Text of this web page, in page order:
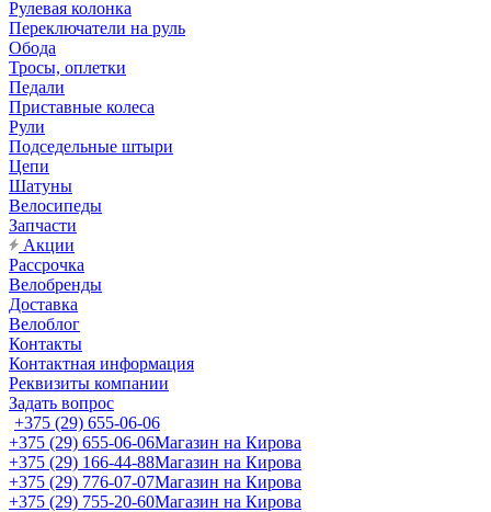
Рулевая колонка
Переключатели на руль
Обода
Тросы, оплетки
Педали
Приставные колеса
Рули
Подседельные штыри
Цепи
Шатуны
Велосипеды
Запчасти
Акции
Рассрочка
Велобренды
Доставка
Велоблог
Контакты
Контактная информация
Реквизиты компании
Задать вопрос
+375 (29) 655-06-06
+375 (29) 655-06-06Магазин на Кирова
+375 (29) 166-44-88Магазин на Кирова
+375 (29) 776-07-07Магазин на Кирова
+375 (29) 755-20-60Магазин на Кирова